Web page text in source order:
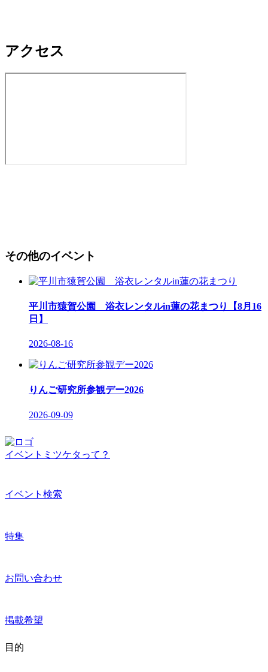
アクセス
その他のイベント
平川市猿賀公園 浴衣レンタルin蓮の花まつり【8月16
日】
2026-08-16
りんご研究所参観デー2026
2026-09-09
イベントミツケタって？
イベント検索
特集
お問い合わせ
掲載希望
目的